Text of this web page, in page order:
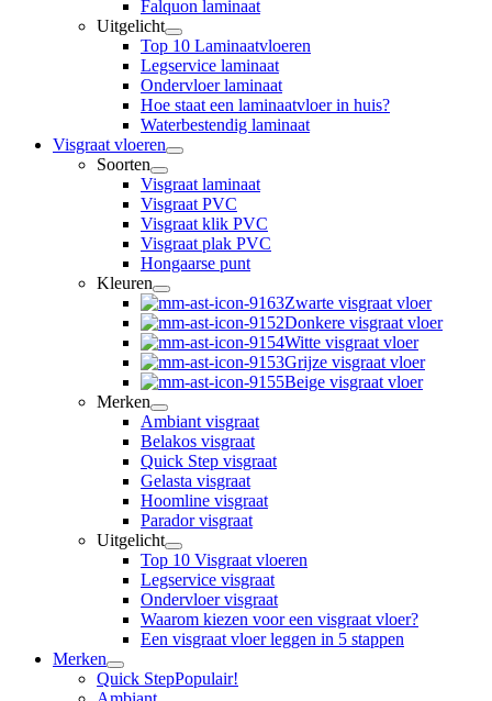
Falquon laminaat
Uitgelicht
Top 10 Laminaatvloeren
Legservice laminaat
Ondervloer laminaat
Hoe staat een laminaatvloer in huis?
Waterbestendig laminaat
Visgraat vloeren
Soorten
Visgraat laminaat
Visgraat PVC
Visgraat klik PVC
Visgraat plak PVC
Hongaarse punt
Kleuren
Zwarte visgraat vloer
Donkere visgraat vloer
Witte visgraat vloer
Grijze visgraat vloer
Beige visgraat vloer
Merken
Ambiant visgraat
Belakos visgraat
Quick Step visgraat
Gelasta visgraat
Hoomline visgraat
Parador visgraat
Uitgelicht
Top 10 Visgraat vloeren
Legservice visgraat
Ondervloer visgraat
Waarom kiezen voor een visgraat vloer?
Een visgraat vloer leggen in 5 stappen
Merken
Quick StepPopulair!